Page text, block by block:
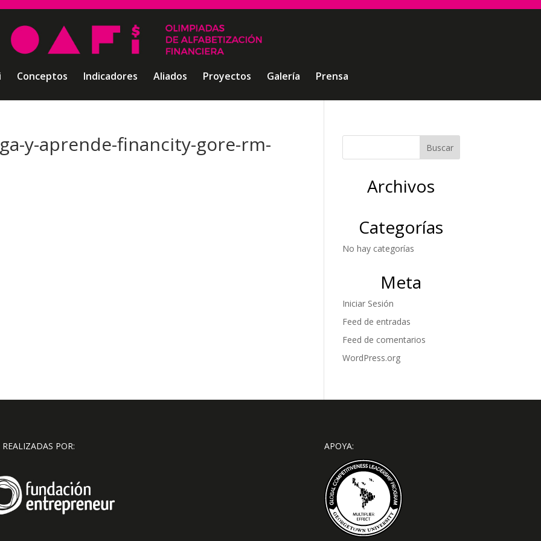
Conceptos Indicadores Aliados Proyectos Galería Prensa
y-aprende-financity-gore-rm-
Archivos
Categorías
No hay categorías
Meta
Iniciar Sesión
Feed de entradas
Feed de comentarios
WordPress.org
POR: APOYA: